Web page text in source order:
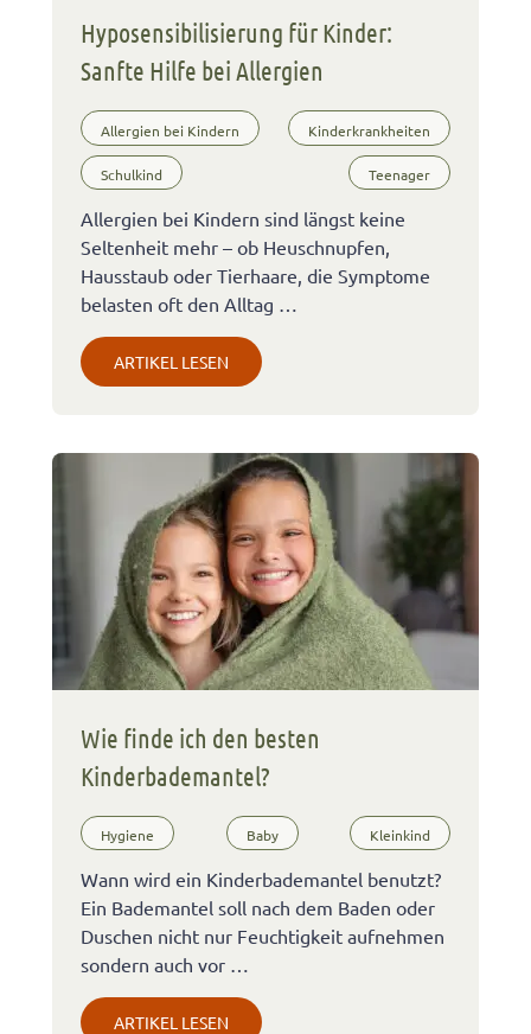
Hyposensibilisierung für Kinder:
Sanfte Hilfe bei Allergien
Allergien bei Kindern Kinderkrankheiten
Schulkind Teenager
Allergien bei Kindern sind längst keine
Seltenheit mehr – ob Heuschnupfen,
Hausstaub oder Tierhaare, die Symptome
belasten oft den Alltag …
ARTIKEL LESEN
Wie finde ich den besten
Kinderbademantel?
Hygiene Baby Kleinkind
Wann wird ein Kinderbademantel benutzt?
Ein Bademantel soll nach dem Baden oder
Duschen nicht nur Feuchtigkeit aufnehmen
sondern auch vor …
ARTIKEL LESEN